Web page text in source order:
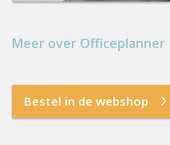
Meer over Officeplanner
Bestel in de webshop